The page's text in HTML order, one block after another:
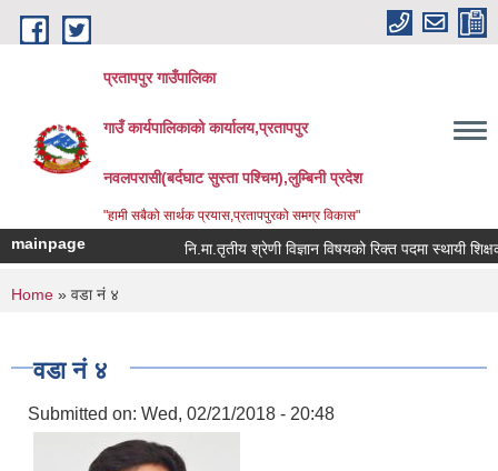
Skip to main content
प्रतापपुर गाउँपालिका
गाउँ कार्यपालिकाको कार्यालय,प्रतापपुर
नवलपरासी(बर्दघाट सुस्ता पश्चिम),लुम्बिनी प्रदेश
"हामी सबैको सार्थक प्रयास,प्रतापपुरको समग्र विकास"
mainpage नि.मा.तृतीय श्रेणी विज्ञान विषयको रिक्त पदमा स्थायी शिक्षक
You are here
Home » वडा नं ४
वडा नं ४
Submitted on: Wed, 02/21/2018 - 20:48